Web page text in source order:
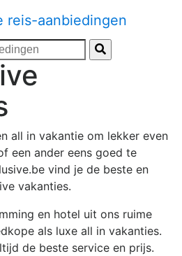
all in vakantie om lekker even
een ander eens goed te
vind je de beste en
vakanties.
en hotel uit ons ruime
als luxe all in vakanties.
de beste service en prijs.